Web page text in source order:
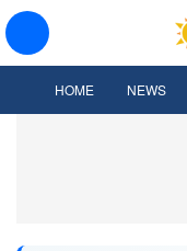
HOME NEWS